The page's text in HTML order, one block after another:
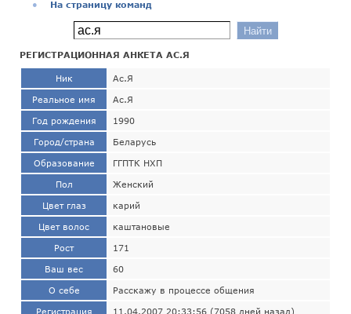
●
На страницу команд
РЕГИСТРАЦИОННАЯ АНКЕТА АС.Я
Ник Ас.Я
Реальное имя Ас.Я
Год рождения 1990
Город/страна Беларусь
Образование ГГПТК НХП
Пол Женский
Цвет глаз карий
Цвет волос каштановые
Рост 171
Ваш вес 60
О себе Расскажу в процессе общения
Регистрация 11.04.2007 20:33:56 (7058 дней назад)